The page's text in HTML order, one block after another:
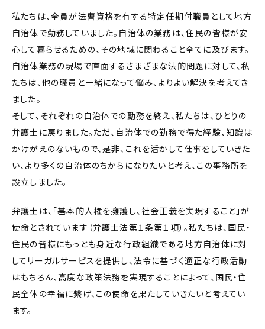
私たちは、全員が法曹資格を有する特定任期付職員として地方
自治体で勤務していました。自治体の業務は、住民の皆様が安
心して暮らせるための、その地域に関わること全てに及びます。
自治体業務の現場で直面するさまざまな法的問題に対して、私
たちは、他の職員と一緒になって悩み、よりよい解決を考えてき
ました。
そして、それぞれの自治体での勤務を終え、私たちは、ひとりの
弁護士に戻りました。ただ、自治体での勤務で得た経験、知識は
かけがえのないもので、是非、これを活かして仕事をしていきた
い、より多くの自治体のちからになりたいと考え、この事務所を
設立しました。
弁護士は、「基本的人権を擁護し、社会正義を実現すること」が
使命とされています（弁護士法第１条第１項）。私たちは、国民・
住民の皆様にもっとも身近な行政組織である地方自治体に対
してリーガルサービスを提供し、法令に基づく適正な行政活動
はもちろん、高度な政策法務を実現することによって、国民・住
民全体の幸福に繋げ、この使命を果たしていきたいと考えてい
ます。